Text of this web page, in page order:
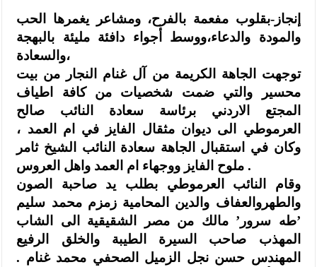
القاضي محمود أحمد فريحات.. مبارك ومزيدا من التوفيق
عارف بيك فريحات.. مبارك وبكم تزهو المناصب
إنجاز-بقلوب مفعمة بالفرح، ومشاعر يغمرها الحب
والمودة والدعاء،ووسط أجواء دافئة مليئة بالبهجة
والسعادة،
توجهت الجاهة الكريمة من آل غنام النجار من بيت
محسير والتي ضمت شخصيات من كافة اطياف
المجتع الاردني برئاسة سعادة النائب صالح
العرموطي الى ديوان مثقال الفايز في ام العمد ،
وكان في استقبال الجاهة سعادة النائب الشيخ ثامر
ملوح الفايز ووجهاء ام العمد واهل العروس .
وقام النائب العرموطي بطلب يد صاحبة الصون
والطهروالعفاف والدين المحامية زمزم محمد سليم
’طه سرور’ مالك من مصر الشقيقية الى الشاب
المهذب صاحب السيرة الطيبة والخلق الرفيع
المهندس حسن نجل الزميل الصحفي محمد غنام .